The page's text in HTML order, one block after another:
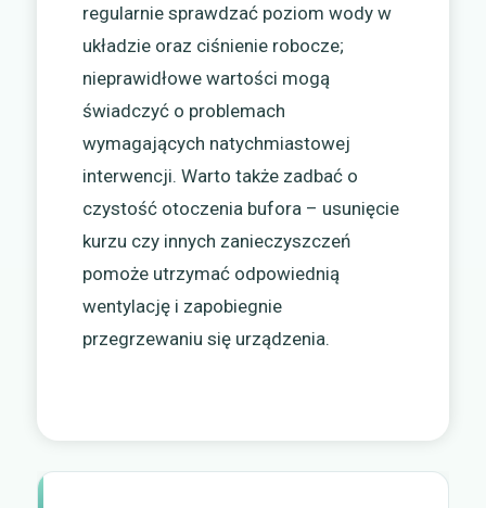
regularnie sprawdzać poziom wody w
układzie oraz ciśnienie robocze;
nieprawidłowe wartości mogą
świadczyć o problemach
wymagających natychmiastowej
interwencji. Warto także zadbać o
czystość otoczenia bufora – usunięcie
kurzu czy innych zanieczyszczeń
pomoże utrzymać odpowiednią
wentylację i zapobiegnie
przegrzewaniu się urządzenia.